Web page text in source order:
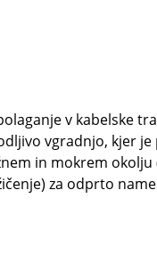
v kabelske
vgradnjo, kjer
in mokrem
za odprto